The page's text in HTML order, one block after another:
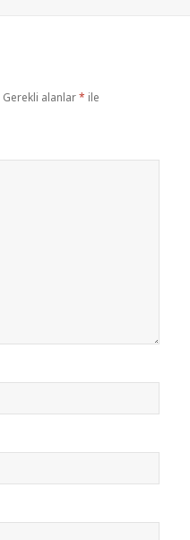
Gerekli alanlar* ile